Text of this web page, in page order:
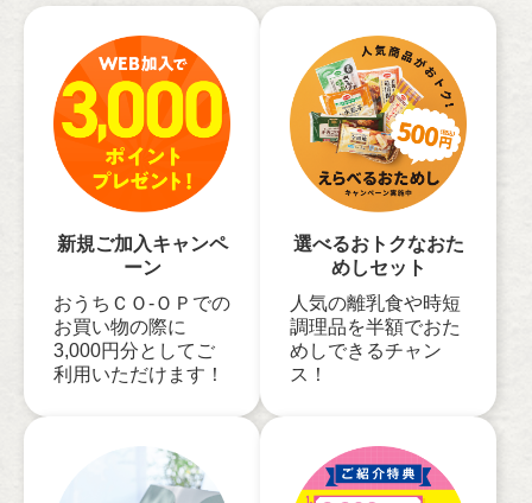
新規ご加入キャンペ
ーン
おうちＣＯ-ＯＰでの
お買い物の際に
3,000円分としてご
利用いただけます！
選べるおトクなおた
めしセット
人気の離乳食や時短
調理品を半額でおた
めしできるチャン
ス！